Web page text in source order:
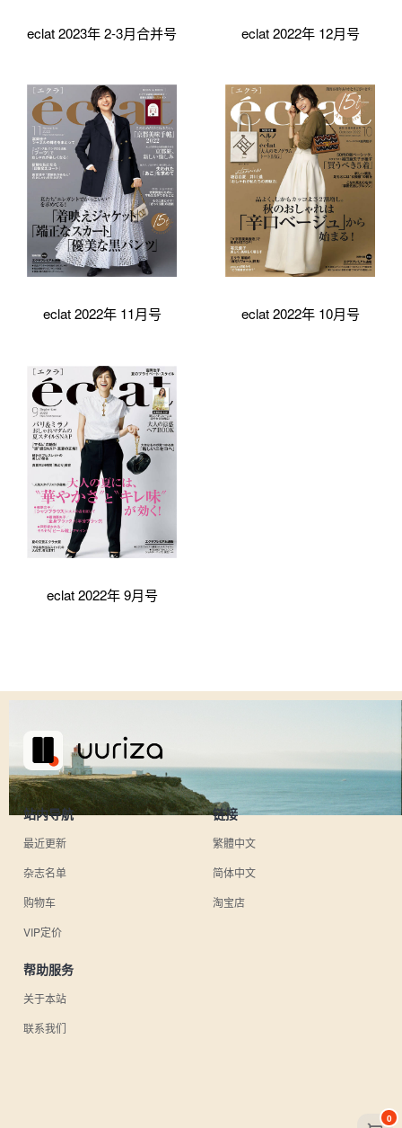
eclat 2023年 2-3月合并号 eclat 2022年 12月号
eclat 2022年 11月号 eclat 2022年 10月号
eclat 2022年 9月号
站内导航
最近更新
杂志名单
购物车
VIP定价
链接
繁體中文
简体中文
淘宝店
帮助服务
关于本站
联系我们
0